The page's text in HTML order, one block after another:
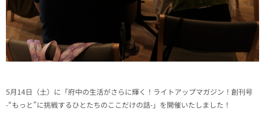
5月14日（土）に「府中の生活がさらに輝く！ライトアップマガジン！創刊号
-“もっと”に挑戦するひとたちのここだけの話-」を開催いたしました！